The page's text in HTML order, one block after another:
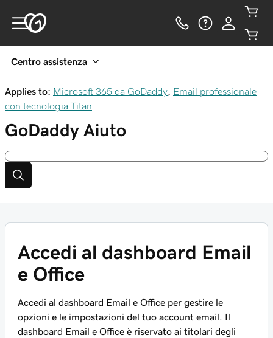
Centro assistenza
Applies to: Microsoft 365 da GoDaddy
Email professionale
con tecnologia Titan
GoDaddy Aiuto
Accedi al dashboard Email
e Office
Accedi al dashboard Email e Office per gestire le
opzioni e le impostazioni del tuo account email. Il
dashboard Email e Office è riservato ai titolari degli